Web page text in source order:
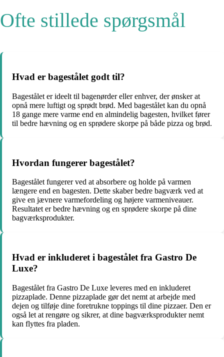
Ofte stillede spørgsmål
Hvad er bagestålet godt til?
Bagestålet er ideelt til bagenørder eller enhver, der ønsker at
opnå mere luftigt og sprødt brød. Med bagestålet kan du opnå
18 gange mere varme end en almindelig bagesten, hvilket fører
til bedre hævning og en sprødere skorpe på både pizza og brød.
Hvordan fungerer bagestålet?
Bagestålet fungerer ved at absorbere og holde på varmen
længere end en bagesten. Dette skaber bedre bagværk ved at
give en jævnere varmefordeling og højere varmeniveauer.
Resultatet er bedre hævning og en sprødere skorpe på dine
bagværksprodukter.
Hvad er inkluderet i bagestålet fra Gastro De
Luxe?
Bagestålet fra Gastro De Luxe leveres med en inkluderet
pizzaplade. Denne pizzaplade gør det nemt at arbejde med
dejen og tilføje dine foretrukne toppings til dine pizzaer. Den er
også let at rengøre og sikrer, at dine bagværksprodukter nemt
kan flyttes fra pladen.